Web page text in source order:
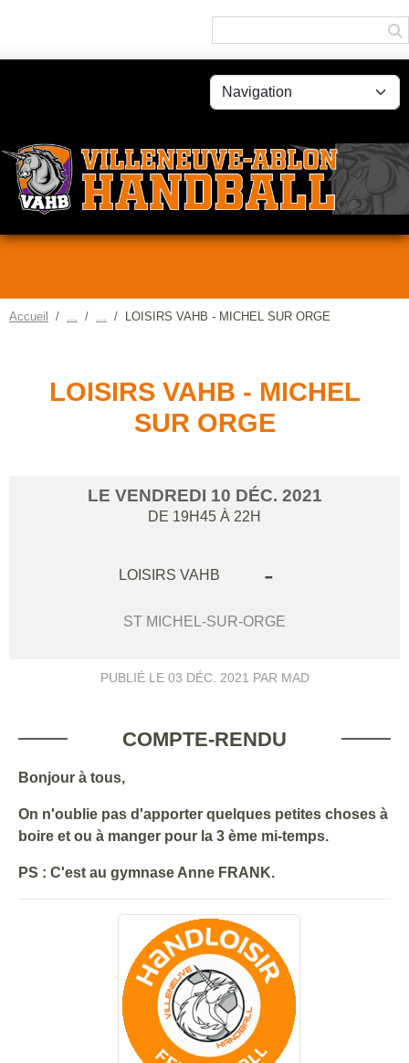
Accueil LOISIRS VAHB - MICHEL SUR ORGE
LOISIRS VAHB - MICHEL
SUR ORGE
LE VENDREDI 10 DÉC. 2021
DE 19H45 À 22H
LOISIRS VAHB -
ST MICHEL-SUR-ORGE
PUBLIÉ LE 03 DÉC. 2021 PAR MAD
COMPTE-RENDU
Bonjour à tous,
On n'oublie pas d'apporter quelques petites choses à
boire et ou à manger pour la 3 ème mi-temps.
PS : C'est au gymnase Anne FRANK.